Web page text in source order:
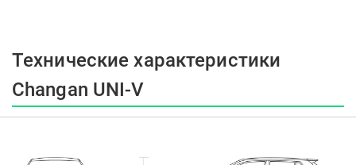
Технические характеристики
Changan UNI-V